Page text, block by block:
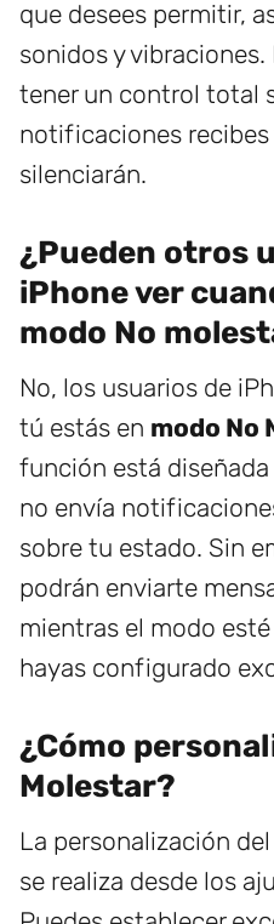
que desees permitir,
sonidos y
tener un control total
notificaciones recibes
silenciarán.
¿Pueden otros
iPhone ver
modo No
No, los usuarios de
tú estás en modo No
función está
no envía
sobre tu estado. Sin
podrán enviarte
mientras el modo
hayas configurado
¿Cómo
Molestar?
La personalización del
se realiza desde los